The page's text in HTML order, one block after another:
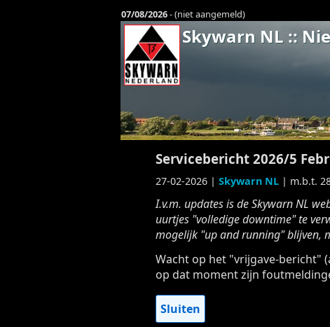
07/08/2026- (niet aangemeld)
Skywarn NL ::
Servicebericht 2026/5
27-02-2026 | Skywarn NL | m.b.t.
I.v.m. updates is de Skywarn NL
uurtjes "volledige downtime" te
mogelijk "up and running" blijven,
Wacht op het "vrijgave-bericht"
op dat moment zijn
Sluiten